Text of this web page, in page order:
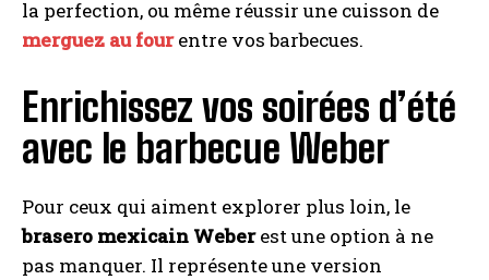
la perfection, ou même réussir une cuisson de
merguez au fourentre vos barbecues.
Enrichissez vos soirées d’été
avec le barbecue Weber
Pour ceux qui aiment explorer plus loin, le
brasero mexicain Weberest une option à ne
pas manquer. Il représente une version